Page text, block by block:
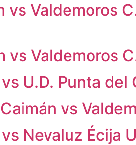
vs Valdemoros
vs Valdemoros
U.D. Punta del
vs
Nevaluz Écija